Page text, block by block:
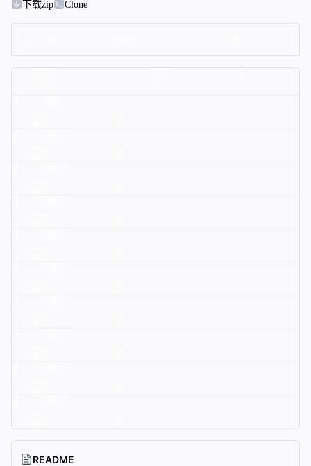
下载zip
Clone
README